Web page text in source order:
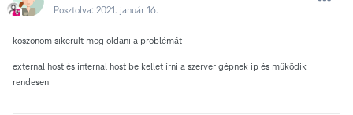
Posztolva: 2021. január 16.
köszönöm sikerült meg oldani a problémát
external host és internal host be kellet írni a szerver gépnek ip és müködik
rendesen